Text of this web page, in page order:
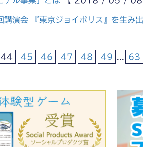
演会 『東京ジョイポリス』を生み
44 45 46 47 48 49 63